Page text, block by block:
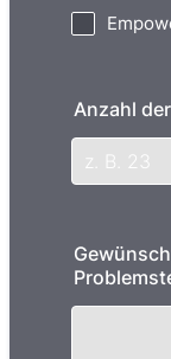
Anzahl